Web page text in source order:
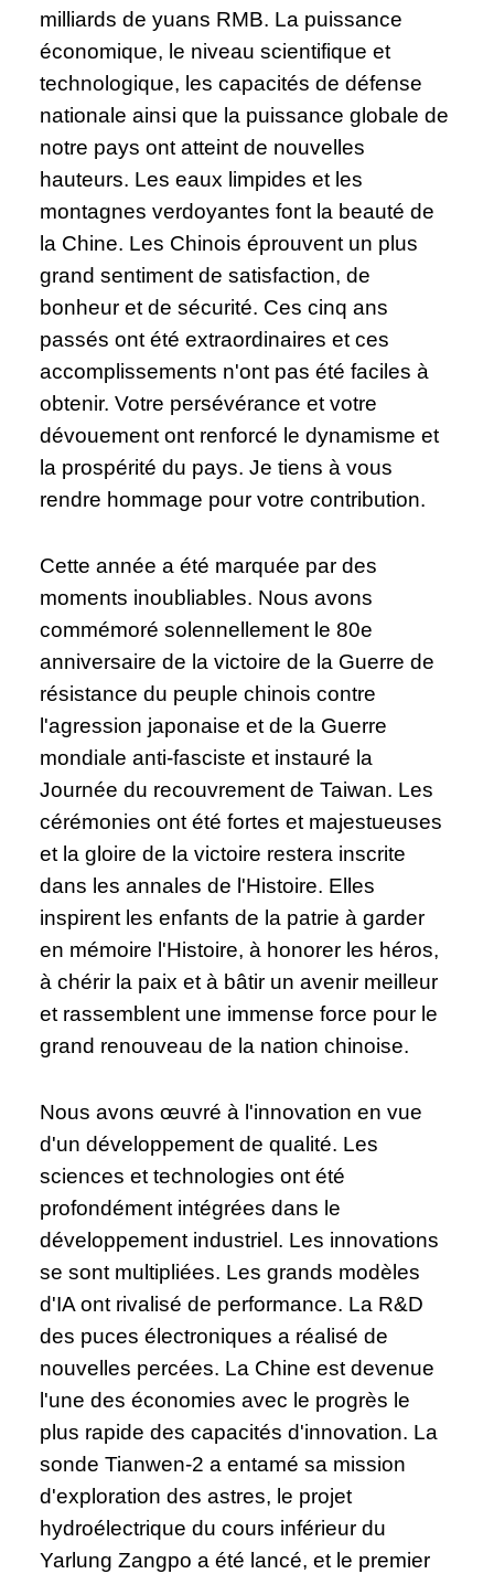
milliards de yuans RMB. La puissance
économique, le niveau scientifique et
technologique, les capacités de défense
nationale ainsi que la puissance globale de
notre pays ont atteint de nouvelles
hauteurs. Les eaux limpides et les
montagnes verdoyantes font la beauté de
la Chine. Les Chinois éprouvent un plus
grand sentiment de satisfaction, de
bonheur et de sécurité. Ces cinq ans
passés ont été extraordinaires et ces
accomplissements n'ont pas été faciles à
obtenir. Votre persévérance et votre
dévouement ont renforcé le dynamisme et
la prospérité du pays. Je tiens à vous
rendre hommage pour votre contribution.
Cette année a été marquée par des
moments inoubliables. Nous avons
commémoré solennellement le 80e
anniversaire de la victoire de la Guerre de
résistance du peuple chinois contre
l'agression japonaise et de la Guerre
mondiale anti-fasciste et instauré la
Journée du recouvrement de Taiwan. Les
cérémonies ont été fortes et majestueuses
et la gloire de la victoire restera inscrite
dans les annales de l'Histoire. Elles
inspirent les enfants de la patrie à garder
en mémoire l'Histoire, à honorer les héros,
à chérir la paix et à bâtir un avenir meilleur
et rassemblent une immense force pour le
grand renouveau de la nation chinoise.
Nous avons œuvré à l'innovation en vue
d'un développement de qualité. Les
sciences et technologies ont été
profondément intégrées dans le
développement industriel. Les innovations
se sont multipliées. Les grands modèles
d'IA ont rivalisé de performance. La R&D
des puces électroniques a réalisé de
nouvelles percées. La Chine est devenue
l'une des économies avec le progrès le
plus rapide des capacités d'innovation. La
sonde Tianwen-2 a entamé sa mission
d'exploration des astres, le projet
hydroélectrique du cours inférieur du
Yarlung Zangpo a été lancé, et le premier